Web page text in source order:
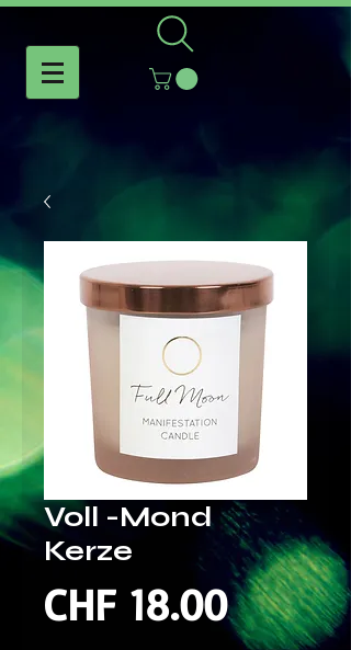
Voll -Mond
Kerze
CHF 18.00Preis